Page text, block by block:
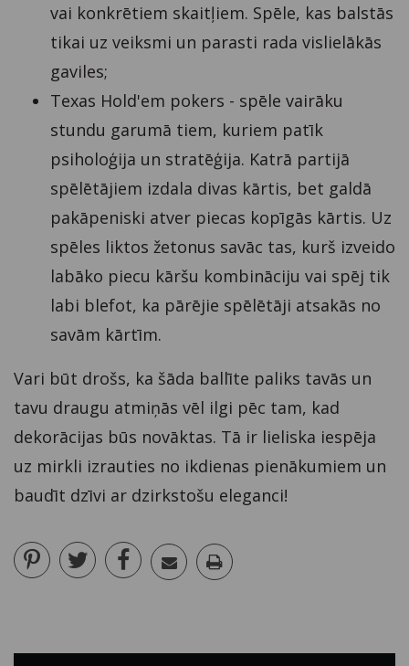
vai konkrētiem skaitļiem. Spēle, kas balstās
tikai uz veiksmi un parasti rada vislielākās
gaviles;
Texas Hold'em pokers - spēle vairāku
stundu garumā tiem, kuriem patīk
psiholoģija un stratēģija. Katrā partijā
spēlētājiem izdala divas kārtis, bet galdā
pakāpeniski atver piecas kopīgās kārtis. Uz
spēles liktos žetonus savāc tas, kurš izveido
labāko piecu kāršu kombināciju vai spēj tik
labi blefot, ka pārējie spēlētāji atsakās no
savām kārtīm.
Vari būt drošs, ka šāda ballīte paliks tavās un
tavu draugu atmiņās vēl ilgi pēc tam, kad
dekorācijas būs novāktas. Tā ir lieliska iespēja
uz mirkli izrauties no ikdienas pienākumiem un
baudīt dzīvi ar dzirkstošu eleganci!